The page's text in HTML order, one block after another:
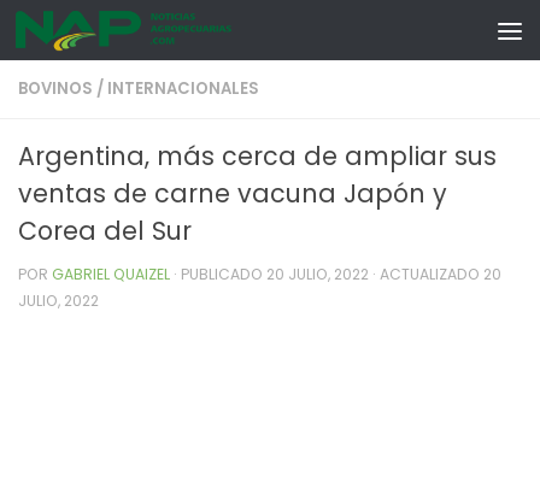
Skip to content
BOVINOS / INTERNACIONALES
Argentina, más cerca de ampliar sus
ventas de carne vacuna Japón y
Corea del Sur
POR GABRIEL QUAIZEL · PUBLICADO 20 JULIO, 2022 · ACTUALIZADO 20
JULIO, 2022